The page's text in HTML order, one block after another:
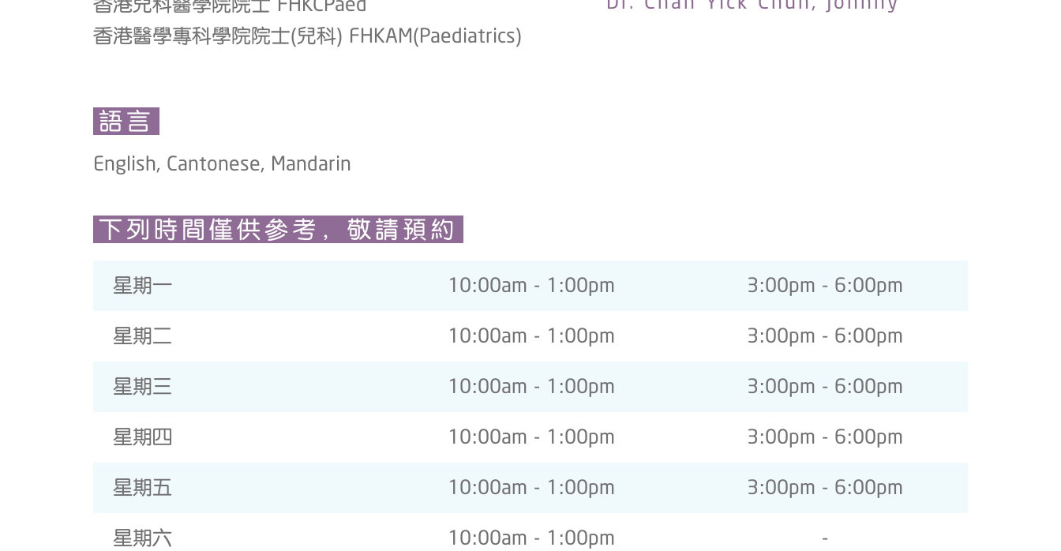
香港醫學專科學院院士(兒科) FHKAM(Paediatrics)
語言
English, Cantonese, Mandarin
下列時間僅供參考，敬請預約
星期一 10:00am - 1:00pm 3:00pm - 6:00pm
星期二 10:00am - 1:00pm 3:00pm - 6:00pm
星期三 10:00am - 1:00pm 3:00pm - 6:00pm
星期四 10:00am - 1:00pm 3:00pm - 6:00pm
星期五 10:00am - 1:00pm 3:00pm - 6:00pm
星期六 10:00am - 1:00pm -